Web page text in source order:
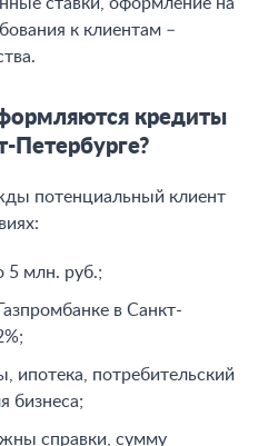
к клиентам –
кредиты
Петербурге?
потенциальный клиент
5 млн. руб.;
в Санкт-
ипотека, потребительский
бизнеса;
справки, сумму